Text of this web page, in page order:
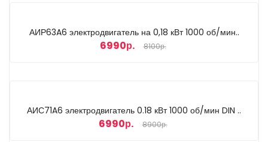
АИР63A6 электродвигатель на 0,18 кВт 1000 об/мин..
6990р. 8100р.
АИС71A6 электродвигатель 0.18 кВт 1000 об/мин DIN ..
6990р. 8900р.